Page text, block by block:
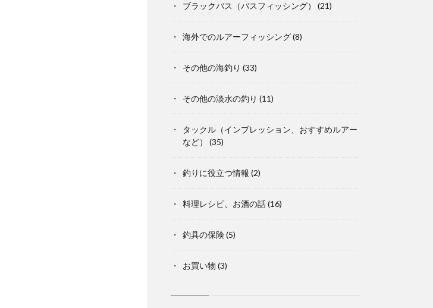
ブラックバス（バスフィッシング） (21)
海外でのルアーフィッシング(8)
その他の海釣り (33)
その他の淡水の釣り (11)
タックル（インプレッション、おすすめルアー
など）
(35)
釣りに役立つ情報 (2)
料理レシピ、お酒の話(16)
釣具の保険(5)
お買い物 (3)